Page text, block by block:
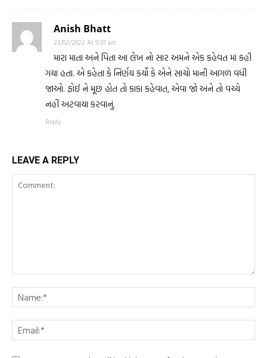
Anish Bhatt
23/02/2022 At 9:07 am
મારા માતા અને પિતા આ લેખ નો સાર અમને એક કહેવત માં કહી
ગયા હતા. એ કહેતા કે નિર્ણય કર્યો કે એને સાચો માની આગળ વધી
જાઓ. ફોઈ ને મૂછ હોત તો કાકા કહેવાત, એવા જો અને તો વચ્ચે
નહીં અટવાયા કરવાનું.
Reply
LEAVE A REPLY